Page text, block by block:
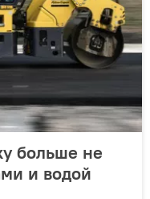
больше не
и водой